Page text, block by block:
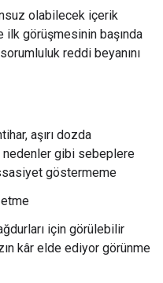
olabilecek içerik
ilk görüşmesinin başında
reddi beyanını
aşırı dozda
nedenler gibi sebeplere
göstermeme
için görülebilir
kâr elde ediyor görünme